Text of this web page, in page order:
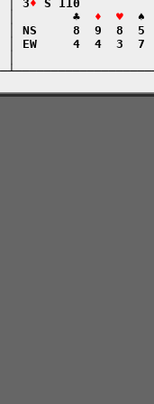
│ 3
♦ S 110
│        ♣
♦  ♥
♠
│ NS     8  9  8
│ EW     4  4  3